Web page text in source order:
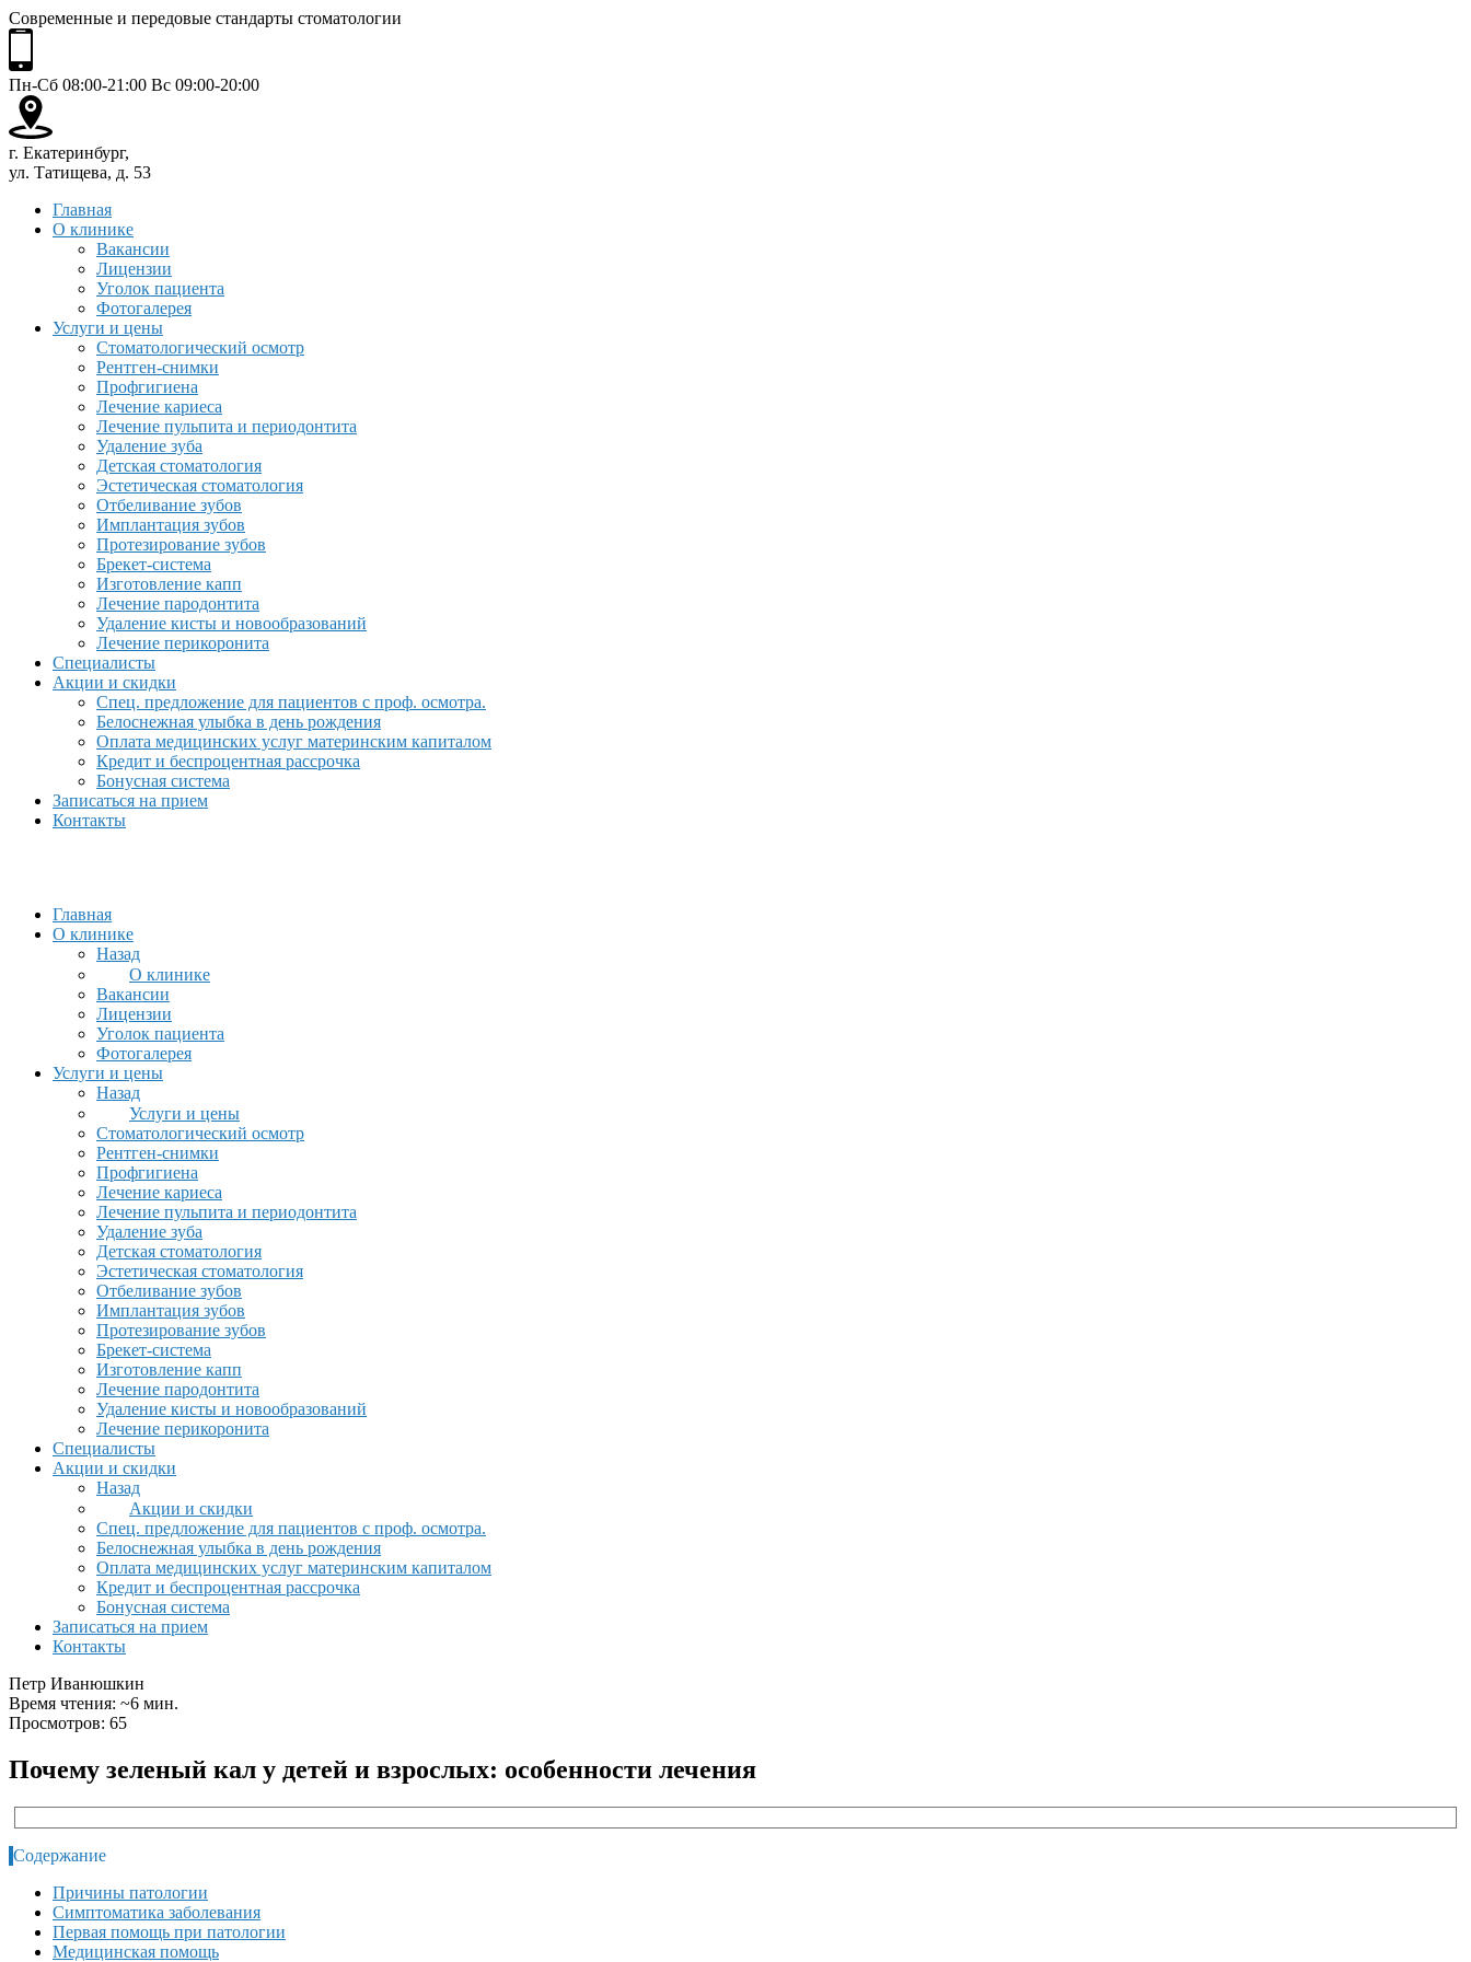
Современные и передовые стандарты стоматологии
Пн-Сб 08:00-21:00 Вс 09:00-20:00
г. Екатеринбург,
ул. Татищева, д. 53
Главная
О клинике
Вакансии
Лицензии
Уголок пациента
Фотогалерея
Услуги и цены
Стоматологический осмотр
Рентген-снимки
Профгигиена
Лечение кариеса
Лечение пульпита и периодонтита
Удаление зуба
Детская стоматология
Эстетическая стоматология
Отбеливание зубов
Имплантация зубов
Протезирование зубов
Брекет-система
Изготовление капп
Лечение пародонтита
Удаление кисты и новообразований
Лечение перикоронита
Специалисты
Акции и скидки
Спец. предложение для пациентов с проф. осмотра.
Белоснежная улыбка в день рождения
Оплата медицинских услуг материнским капиталом
Кредит и беспроцентная рассрочка
Бонусная система
Записаться на прием
Контакты
Главная
О клинике
Назад
О клинике
Вакансии
Лицензии
Уголок пациента
Фотогалерея
Услуги и цены
Назад
Услуги и цены
Стоматологический осмотр
Рентген-снимки
Профгигиена
Лечение кариеса
Лечение пульпита и периодонтита
Удаление зуба
Детская стоматология
Эстетическая стоматология
Отбеливание зубов
Имплантация зубов
Протезирование зубов
Брекет-система
Изготовление капп
Лечение пародонтита
Удаление кисты и новообразований
Лечение перикоронита
Специалисты
Акции и скидки
Назад
Акции и скидки
Спец. предложение для пациентов с проф. осмотра.
Белоснежная улыбка в день рождения
Оплата медицинских услуг материнским капиталом
Кредит и беспроцентная рассрочка
Бонусная система
Записаться на прием
Контакты
Петр Иванюшкин
Время чтения: ~6 мин.
Просмотров: 65
Почему зеленый кал у детей и взрослых: особенности лечения
Содержание
Причины патологии
Симптоматика заболевания
Первая помощь при патологии
Медицинская помощь